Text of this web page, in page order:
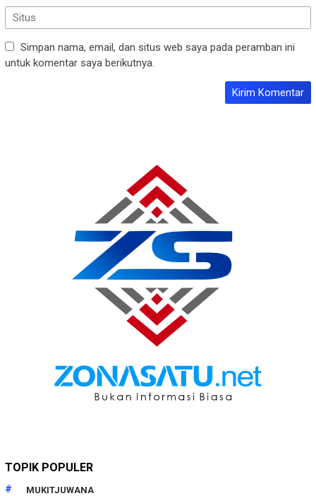
Simpan nama, email, dan situs web saya pada peramban ini
untuk komentar saya berikutnya.
TOPIK POPULER
MUKITJUWANA